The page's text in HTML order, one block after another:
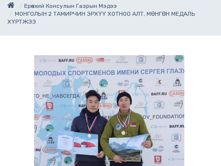
Ерөнхий Консулын Газрын Мэдээ
МОНГОЛЫН 2 ТАМИРЧИН ЭРХҮҮ ХОТНОО АЛТ, МӨНГӨН МЕДАЛЬ
ХҮРТЖЭЭ